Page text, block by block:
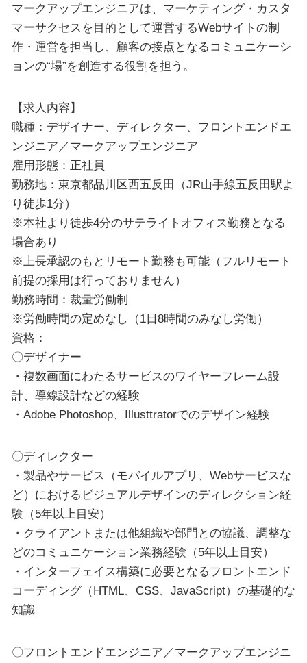
マークアップエンジニアは、マーケティング・カスタ
マーサクセスを目的として運営するWebサイトの制
作・運営を担当し、顧客の接点となるコミュニケーシ
ョンの“場”を創造する役割を担う。
【求人内容】
職種：デザイナー、ディレクター、フロントエンドエ
ンジニア／マークアップエンジニア
雇用形態：正社員
勤務地：東京都品川区西五反田（JR山手線五反田駅よ
り徒歩1分）
※本社より徒歩4分のサテライトオフィス勤務となる
場合あり
※上長承認のもとリモート勤務も可能（フルリモート
前提の採用は行っておりません）
勤務時間：裁量労働制
※労働時間の定めなし（1日8時間のみなし労働）
資格：
〇デザイナー
・複数画面にわたるサービスのワイヤーフレーム設
計、導線設計などの経験
・Adobe Photoshop、Illusttratorでのデザイン経験
〇ディレクター
・製品やサービス（モバイルアプリ、Webサービスな
ど）におけるビジュアルデザインのディレクション経
験（5年以上目安）
・クライアントまたは他組織や部門との協議、調整な
どのコミュニケーション業務経験（5年以上目安）
・インターフェイス構築に必要となるフロントエンド
コーディング（HTML、CSS、JavaScript）の基礎的な
知識
〇フロントエンドエンジニア／マークアップエンジニ